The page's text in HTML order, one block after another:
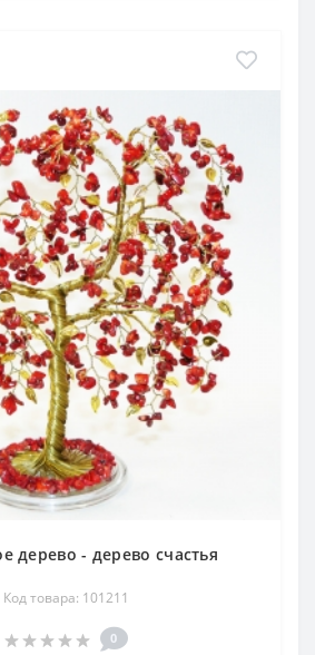
дерево - дерево счастья
Код товара: 101211
0